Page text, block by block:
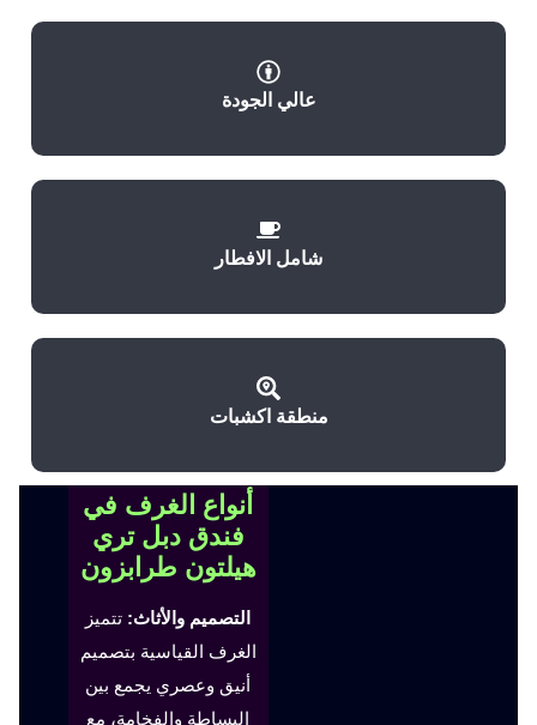
عالي الجودة
شامل الافطار
منطقة اكشبات
أنواع الغرف في
فندق دبل تري
هيلتون طرابزون
التصميم والأثاث: تتميز
الغرف القياسية بتصميم
أنيق وعصري يجمع بين
البساطة والفخامة، مع